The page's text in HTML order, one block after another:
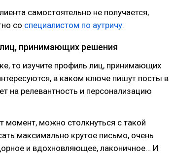
самостоятельно не получается,
со специалистом по аутричу.
принимающих решения
то изучите профиль лиц, принимающих
в каком ключе пишут посты в
на релевантность и персонализацию
момент, можно столкнуться с такой
максимально крутое письмо, очень
и вдохновляющее, лаконичное… И